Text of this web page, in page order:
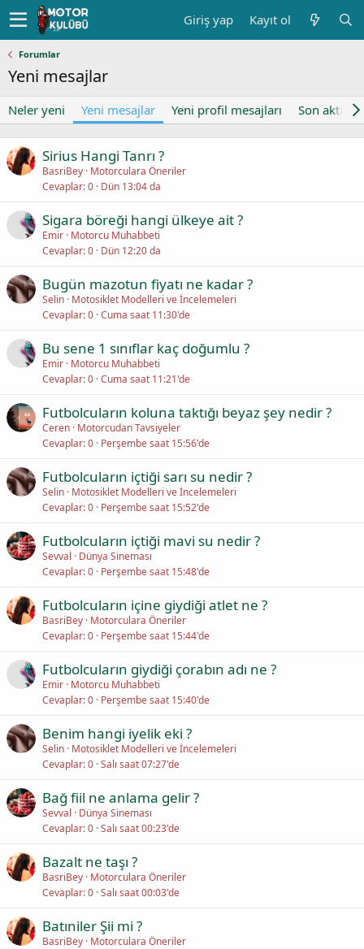
Giriş yap Kayıt ol
Forumlar
Yeni mesajlar
Neler yeni Yeni mesajlar Yeni profil mesajları Son aktivite
Sirius Hangi Tanrı ?
BasriBey Motorculara Öneriler
Cevaplar 0 Dün 13:04 da
Sigara böreği hangi ülkeye ait ?
Emir Motorcu Muhabbeti
Cevaplar 0 Dün 12:20 da
Bugün mazotun fiyatı ne kadar ?
Selin Motosiklet Modelleri ve İncelemeleri
Cevaplar 0 Cuma saat 11:30'de
Bu sene 1 sınıflar kaç doğumlu ?
Emir Motorcu Muhabbeti
Cevaplar 0 Cuma saat 11:21'de
Futbolcuların koluna taktığı beyaz şey nedir ?
Ceren Motorcudan Tavsiyeler
Cevaplar 0 Perşembe saat 15:56'de
Futbolcuların içtiği sarı su nedir ?
Selin Motosiklet Modelleri ve İncelemeleri
Cevaplar 0 Perşembe saat 15:52'de
Futbolcuların içtiği mavi su nedir ?
Sevval
Dünya Sineması
Cevaplar 0 Perşembe saat 15:48'de
Futbolcuların içine giydiği atlet ne ?
BasriBey Motorculara Öneriler
Cevaplar 0 Perşembe saat 15:44'de
Futbolcuların giydiği çorabın adı ne ?
Emir Motorcu Muhabbeti
Cevaplar 0 Perşembe saat 15:40'de
Benim hangi iyelik eki ?
Selin Motosiklet Modelleri ve İncelemeleri
Cevaplar 0 Salı saat 07:27'de
Bağ fiil ne anlama gelir ?
Sevval
Dünya Sineması
Cevaplar 0 Salı saat 00:23'de
Bazalt ne taşı ?
BasriBey Motorculara Öneriler
Cevaplar 0 Salı saat 00:03'de
Batıniler Şii mi ?
BasriBey Motorculara Öneriler